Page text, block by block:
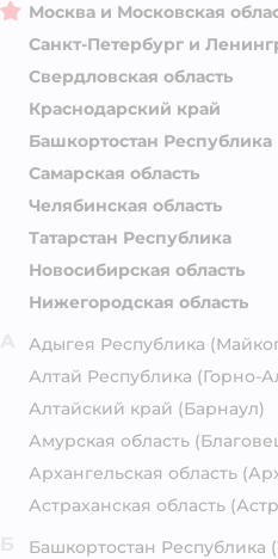
Москва и Московская
Санкт-Петербург и
Свердловская область
Краснодарский край
Башкортостан Республика
Самарская область
Челябинская область
Татарстан Республика
Новосибирская область
Нижегородская область
Адыгея Республика
Алтай Республика (Горно-
Алтайский край (Барнаул)
Амурская область
Архангельская область
Астраханская область
Башкортостан Республика